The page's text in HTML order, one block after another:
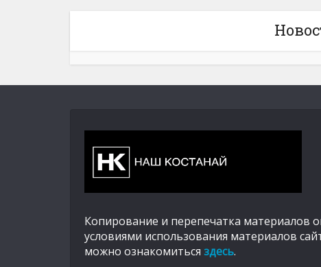
Копирование и перепечатка материалов
условиями использования материалов
можно ознакомиться здесь.